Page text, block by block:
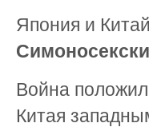
Япония и
Война
Китая